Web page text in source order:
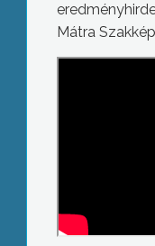
Mátra